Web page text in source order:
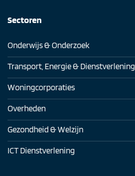
Sectoren
Onderwijs & Onderzoek
Transport, Energie & Dienstverlening
Woningcorporaties
Overheden
Gezondheid & Welzijn
ICT Dienstverlening